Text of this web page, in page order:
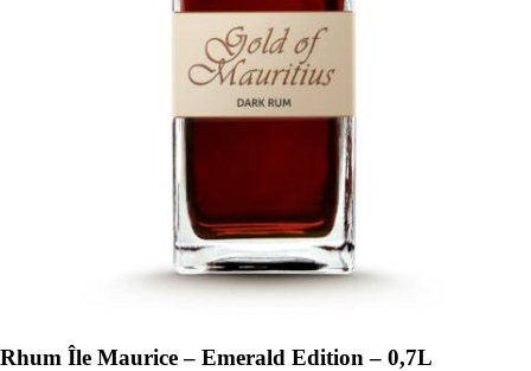
Rhum Île Maurice – Emerald Edition – 0,7L